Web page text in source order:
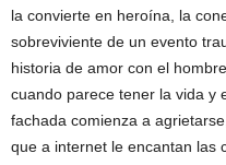
la convierte en heroína, la
sobreviviente de un evento
historia de amor con el
cuando parece tener la vida y
fachada comienza a
que a internet le encantan las